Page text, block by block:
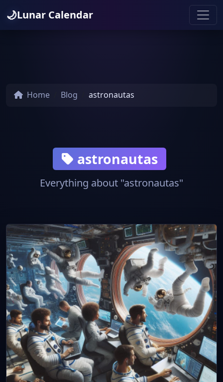
🌙Lunar Calendar
Home Blog astronautas
astronautas
Everything about "astronautas"